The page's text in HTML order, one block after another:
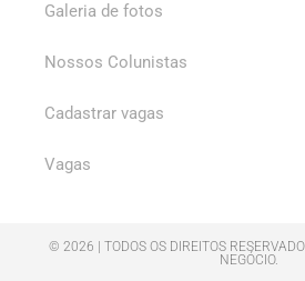
Galeria de fotos
Nossos Colunistas
Cadastrar vagas
Vagas
© 2026 | TODOS OS DIREITOS
NEGÓCIO.